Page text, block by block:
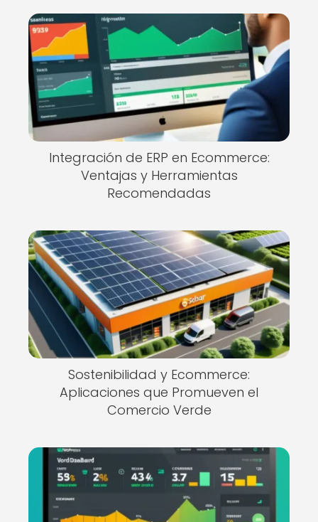
Integración de ERP en Ecommerce:
Ventajas y Herramientas
Recomendadas
Sostenibilidad y Ecommerce:
Aplicaciones que Promueven el
Comercio Verde